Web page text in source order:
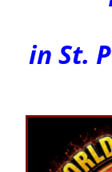
in St.